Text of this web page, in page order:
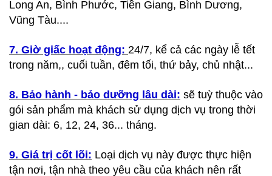
Long An, Bình Phước, Tiền Giang, Bình Dương,
Vũng Tàu....
7. Giờ giấc hoạt động: 24/7, kể cả các ngày lễ tết
trong năm,, cuối tuần, đêm tối, thứ bảy, chủ nhật...
8. Bảo hành - bảo dưỡng lâu dài: sẽ tuỳ thuộc vào
gói sản phẩm mà khách sử dụng dịch vụ trong thời
gian dài: 6, 12, 24, 36... tháng.
9. Giá trị cốt lõi: Loại dịch vụ này được thực hiện
tận nơi, tận nhà theo yêu cầu của khách nên rất